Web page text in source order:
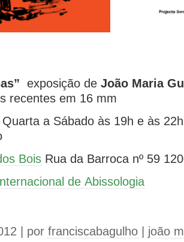
exposição de João Maria
recentes em 16 mm
a Sábado às 19h e às
Bois Rua da Barroca nº 59
de Abissologia
| por franciscabagulho | joão